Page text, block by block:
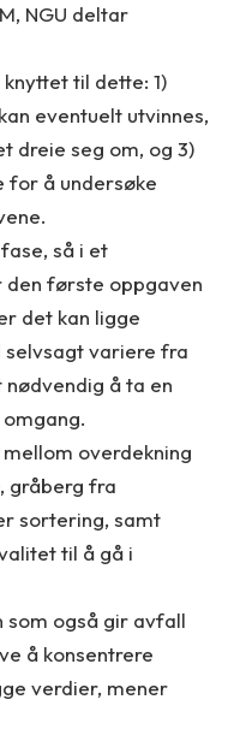
NGU deltar
til dette: 1)
eventuelt utvinnes,
dreie seg om, og 3)
for å undersøke
så i et
første oppgaven
det kan ligge
variere fra
å ta en
overdekning
gråberg fra
sortering, samt
til å gå i
som også gir avfall
å konsentrere
verdier, mener